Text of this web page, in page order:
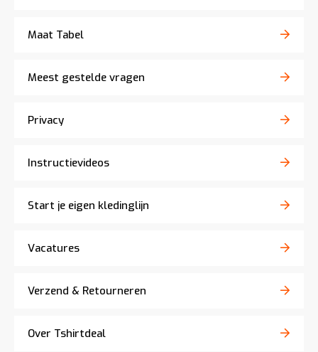
Maat Tabel
Meest gestelde vragen
Privacy
Instructievideos
Start je eigen kledinglijn
Vacatures
Verzend & Retourneren
Over Tshirtdeal